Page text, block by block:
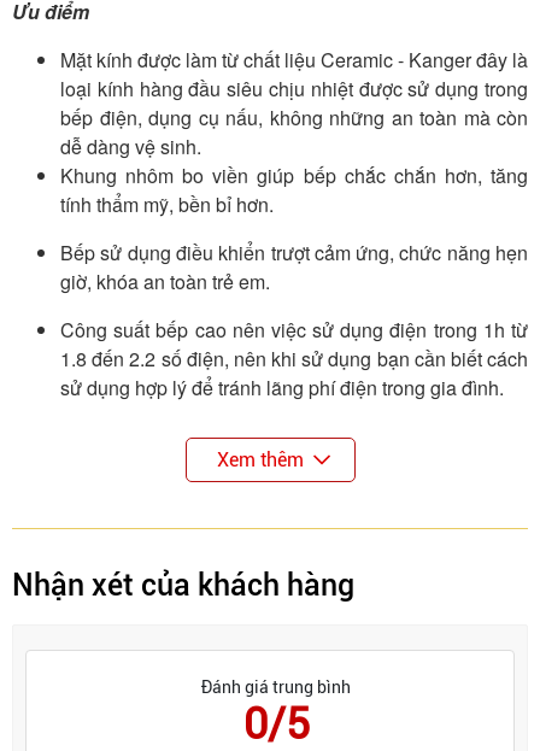
Ưu điểm
Mặt kính được làm từ chất liệu Ceramic - Kanger đây là
loại kính hàng đầu siêu chịu nhiệt được sử dụng trong
bếp điện, dụng cụ nấu, không những an toàn mà còn
dễ dàng vệ sinh.
Khung nhôm bo viền giúp bếp chắc chắn hơn, tăng
tính thẩm mỹ, bền bỉ hơn.
Bếp sử dụng điều khiển trượt cảm ứng, chức năng hẹn
giờ, khóa an toàn trẻ em.
Công suất bếp cao nên việc sử dụng điện trong 1h từ
1.8 đến 2.2 số điện, nên khi sử dụng bạn cần biết cách
sử dụng hợp lý để tránh lãng phí điện trong gia đình.
Bếp tích hợp nhiều tính năng tiện ích, tự nhận diện
vùng nấu, hẹn giờ, chế độ nấu tự động.
đáy nhiễm từ, các loại nồi nhôm, nồi đất, nồi thủy
thị trường nên việc đắn đo trong việc lựa chọn giữa
Xem thêm
Nhận xét của khách hàng
Đánh giá trung bình
0/5